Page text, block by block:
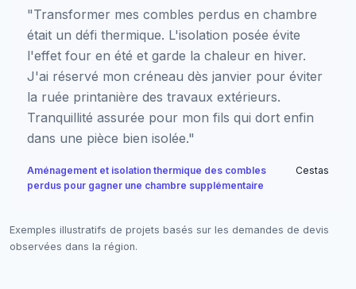
"Transformer mes combles perdus en chambre
était un défi thermique. L'isolation posée évite
l'effet four en été et garde la chaleur en hiver.
J'ai réservé mon créneau dès janvier pour éviter
la ruée printanière des travaux extérieurs.
Tranquillité assurée pour mon fils qui dort enfin
dans une pièce bien isolée."
Aménagement et isolation thermique des combles
perdus pour gagner une chambre supplémentaire
Cestas
Exemples illustratifs de projets basés sur les demandes de devis
observées dans la région.